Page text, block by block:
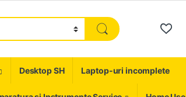
Desktop SH Laptop-uri incomplete